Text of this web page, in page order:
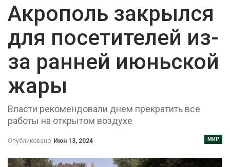
Акрополь закрылся
для посетителей из-
за ранней июньской
жары
Власти рекомендовали днем прекратить все
работы на открытом воздухе
МИР
Опубликовано Июн 13, 2024